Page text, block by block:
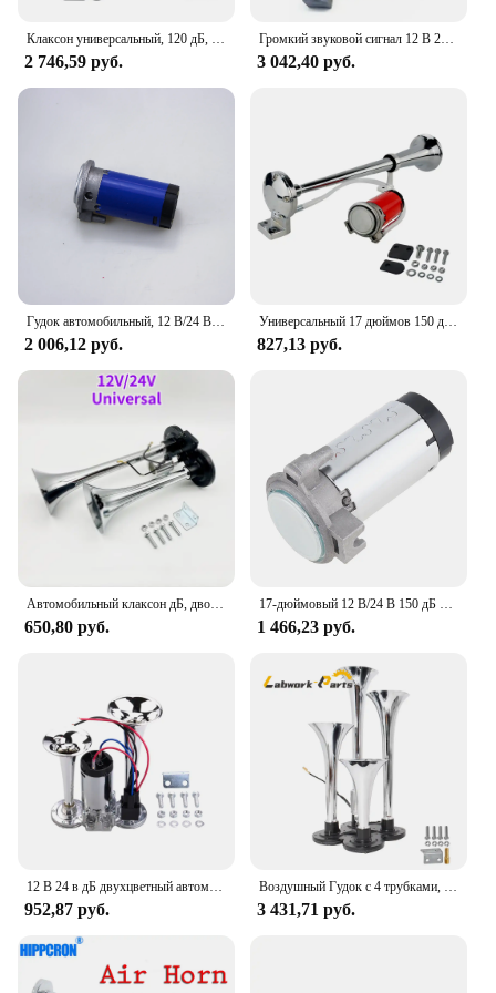
Клаксон универсальный, 120 дБ, 17 дюймов, Гц, 12 В, 24 В
2 746,59 руб.
Громкий звуковой сигнал 12 В 24 В 150 дБ Автомобиль Грузовик Поезд Лодка Кемпер Трактор Фургон Автобус Внедорожник
3 042,40 руб.
Гудок автомобильный, 12 В/24 В, 17 дюймов, 150 дБ, несколько цветов, громкий одиночный динамик для лодки, поезда, автомобиля, мотоцикла (линия A)
2 006,12 руб.
Универсальный 17 дюймов 150 дБ громкий автомобильный Воздушный Рог 12 в 180 Герц одиночный трубный компрессор Bocina для грузовых автомобилей LB10
827,13 руб.
650,80 руб. 1 466,23 руб.
952,87 руб. 3 431,71 руб.